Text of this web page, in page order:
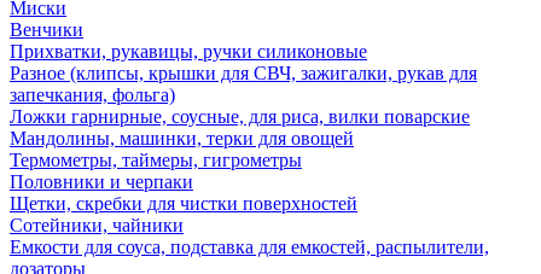
Миски
Венчики
Прихватки, рукавицы, ручки силиконовые
Разное (клипсы, крышки для СВЧ, зажигалки, рукав для
запечкания, фольга)
Ложки гарнирные, соусные, для риса, вилки поварские
Мандолины, машинки, терки для овощей
Термометры, таймеры, гигрометры
Половники и черпаки
Щетки, скребки для чистки поверхностей
Сотейники, чайники
Емкости для соуса, подставка для емкостей, распылители,
дозаторы